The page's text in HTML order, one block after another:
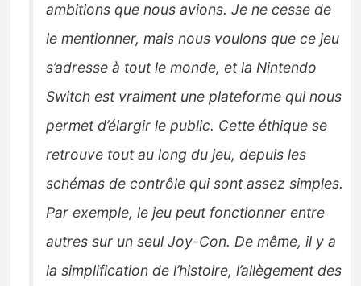
ambitions que nous avions. Je ne cesse de
le mentionner, mais nous voulons que ce jeu
s’adresse à tout le monde, et la Nintendo
Switch est vraiment une plateforme qui nous
permet d’élargir le public. Cette éthique se
retrouve tout au long du jeu, depuis les
schémas de contrôle qui sont assez simples.
Par exemple, le jeu peut fonctionner entre
autres sur un seul Joy-Con. De même, il y a
la simplification de l’histoire, l’allègement des